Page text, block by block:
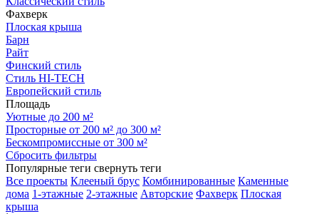
Фахверк
Плоская крыша
Барн
Райт
Финский стиль
Стиль HI-TECH
Европейский стиль
Площадь
Уютные до 200 м²
Просторные от 200 м² до 300 м²
Бескомпромиссные от 300 м²
Сбросить фильтры
Популярные теги свернуть теги
Все проекты Клееный брус Комбинированные Каменные
дома 1-этажные 2-этажные Авторские Фахверк Плоская
крыша